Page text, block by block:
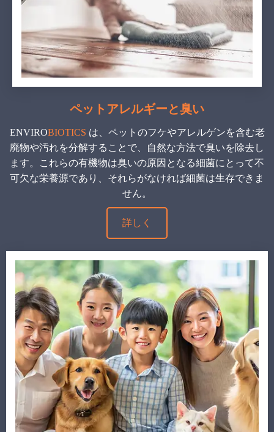
ペットアレルギーと臭い
ENVIROBIOTICS は、ペットのフケやアレルゲンを含む老
廃物や汚れを分解することで、自然な方法で臭いを除去し
ます。これらの有機物は臭いの原因となる細菌にとって不
可欠な栄養源であり、それらがなければ細菌は生存できま
せん。
詳しく